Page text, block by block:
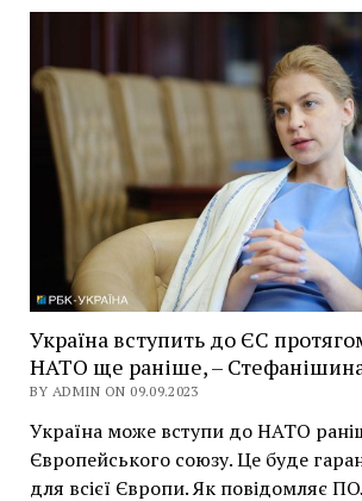
Україна вступить до ЄС
НАТО ще раніше, –
BY ADMIN ON 09.09.2023
Україна може вступи до НАТО
Європейського союзу. Це буде
для всієї Європи. Як повідомляє